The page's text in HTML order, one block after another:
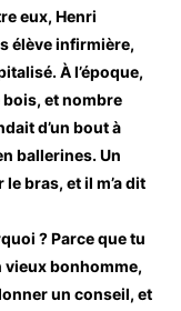
eux, Henri
élève infirmière,
À l’époque,
bois, et nombre
d’un bout à
ballerines. Un
bras, et il m’a dit
? Parce que tu
vieux bonhomme,
un conseil, et